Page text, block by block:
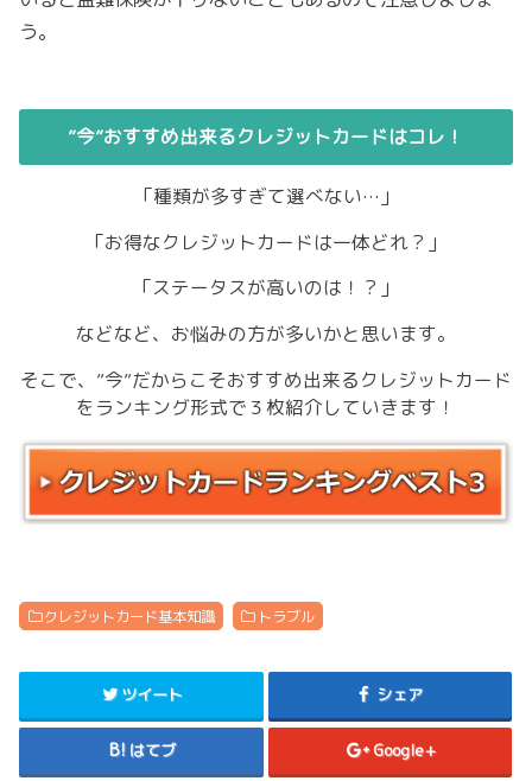
う。
”今”おすすめ出来るクレジットカードはコレ！
「種類が多すぎて選べない…」
「お得なクレジットカードは一体どれ？」
「ステータスが高いのは！？」
などなど、お悩みの方が多いかと思います。
そこで、”今”だからこそおすすめ出来るクレジットカード
をランキング形式で３枚紹介していきます！
クレジットカード基本知識 トラブル
ツイート シェア
はてブ Google+